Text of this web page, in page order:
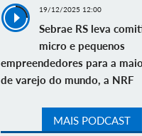
19/12/2025 12:00
Sebrae RS leva
micro e pequenos
empreendedores para a
de varejo do mundo, a NRF
MAIS PODCAST